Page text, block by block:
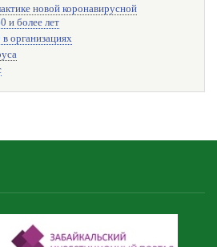
новой коронавирусной
и более лет
организациях